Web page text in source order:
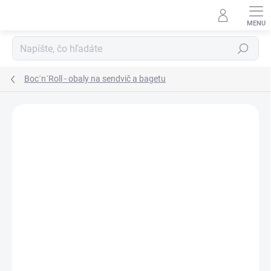
Hľadať
Boc´n´Roll - obaly na sendvič a bagetu